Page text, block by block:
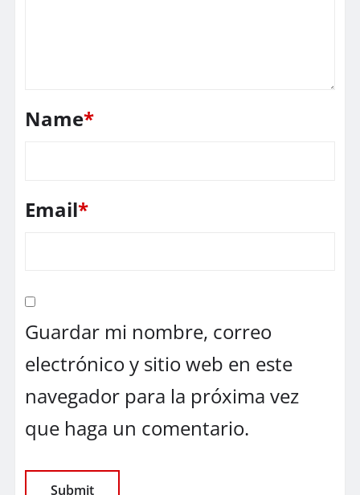
Name*
Email*
Guardar mi nombre, correo
electrónico y sitio web en este
navegador para la próxima vez
que haga un comentario.